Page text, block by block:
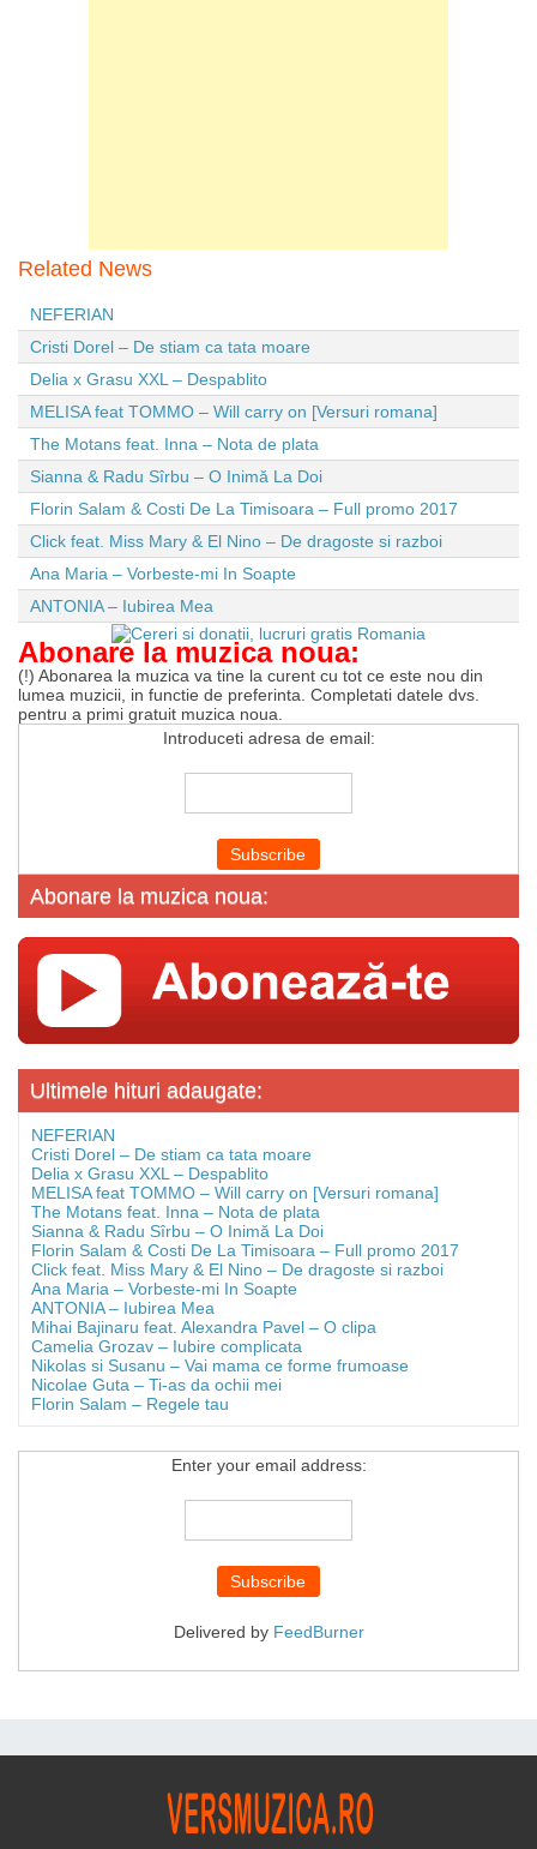
Related News
NEFERIAN
Cristi Dorel – De stiam ca tata moare
Delia x Grasu XXL – Despablito
MELISA feat TOMMO – Will carry on [Versuri romana]
The Motans feat. Inna – Nota de plata
Sianna & Radu Sîrbu – O Inimă La Doi
Florin Salam & Costi De La Timisoara – Full promo 2017
Click feat. Miss Mary & El Nino – De dragoste si razboi
Ana Maria – Vorbeste-mi In Soapte
ANTONIA – Iubirea Mea
Abonare la muzica noua:
(!) Abonarea la muzica va tine la curent cu tot ce este nou din
lumea muzicii, in functie de preferinta. Completati datele dvs.
pentru a primi gratuit muzica noua.
Introduceti adresa de email:
Abonare la muzica noua:
Ultimele hituri adaugate:
NEFERIAN
Cristi Dorel – De stiam ca tata moare
Delia x Grasu XXL – Despablito
MELISA feat TOMMO – Will carry on [Versuri romana]
The Motans feat. Inna – Nota de plata
Sianna & Radu Sîrbu – O Inimă La Doi
Florin Salam & Costi De La Timisoara – Full promo 2017
Click feat. Miss Mary & El Nino – De dragoste si razboi
Ana Maria – Vorbeste-mi In Soapte
ANTONIA – Iubirea Mea
Mihai Bajinaru feat. Alexandra Pavel – O clipa
Camelia Grozav – Iubire complicata
Nikolas si Susanu – Vai mama ce forme frumoase
Nicolae Guta – Ti-as da ochii mei
Florin Salam – Regele tau
Enter your email address:
Delivered by FeedBurner